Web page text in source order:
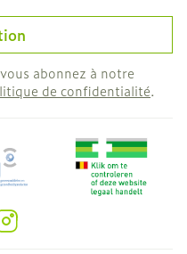
abonnez à notre
de confidentialité.